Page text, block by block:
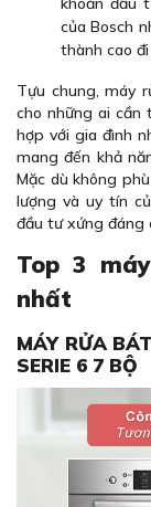
của Bosch
thành cao
Tựu chung, máy
cho những ai cần
hợp với gia đình
mang đến khả
Mặc dù không
lượng và uy tín
đầu tư xứng đáng
Top 3
nhất
MÁY RỬA
SERIE 6 7 BỘ